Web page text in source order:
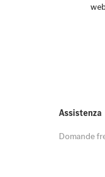
Assistenza
Domande